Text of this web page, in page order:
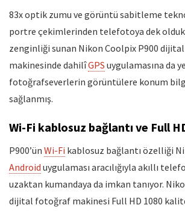
83x optik zumu ve görüntü sabitleme
portre çekimlerinden telefotoya dek
zenginliği sunan Nikon Coolpix P900
makinesinde dahilîGPS uygulamasına da
fotoğrafseverlerin görüntülere konum
sağlanmış.
Wi-Fi kablosuz bağlantı ve Full
P900’ün Wi-Fi kablosuz bağlantı özelliği
Android uygulaması aracılığıyla akıllı
uzaktan kumandaya da imkan tanıyor.
dijital fotoğraf makinesi Full HD 1080